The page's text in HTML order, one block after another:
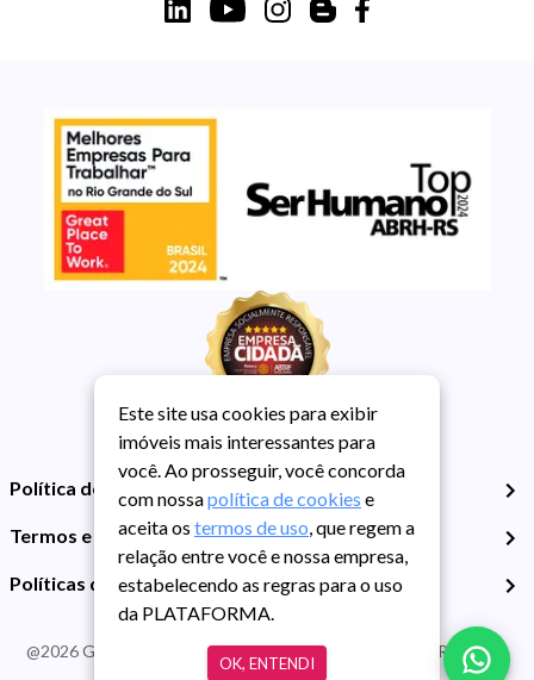
Política de Privacidade
Termos e Condições de Uso
Políticas de Cookies
@2026Guarida Imóvel. Todos os direitos reservados. CRECI RS -
413J | CNPJ Guarida: 89.398.606/0001-30
Este site usa cookies para exibir
imóveis mais interessantes para
você. Ao prosseguir, você concorda
com nossapolítica de cookies e
aceita os termos de uso, que regem a
relação entre você e nossa empresa,
estabelecendo as regras para o uso
da PLATAFORMA.
OK, ENTENDI